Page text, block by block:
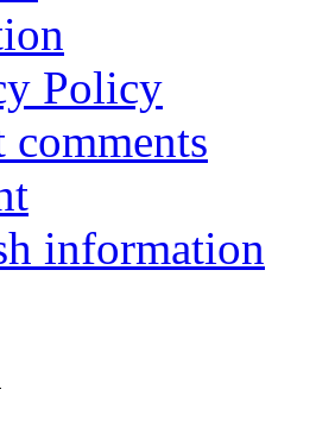
Policy
information